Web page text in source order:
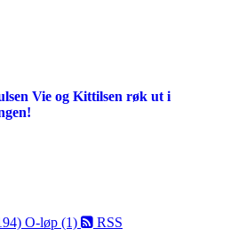
Vie og Kittilsen røk ut i
O-løp (1) RSS